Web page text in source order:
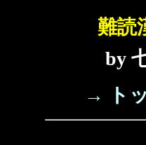
難読
by
→ ト